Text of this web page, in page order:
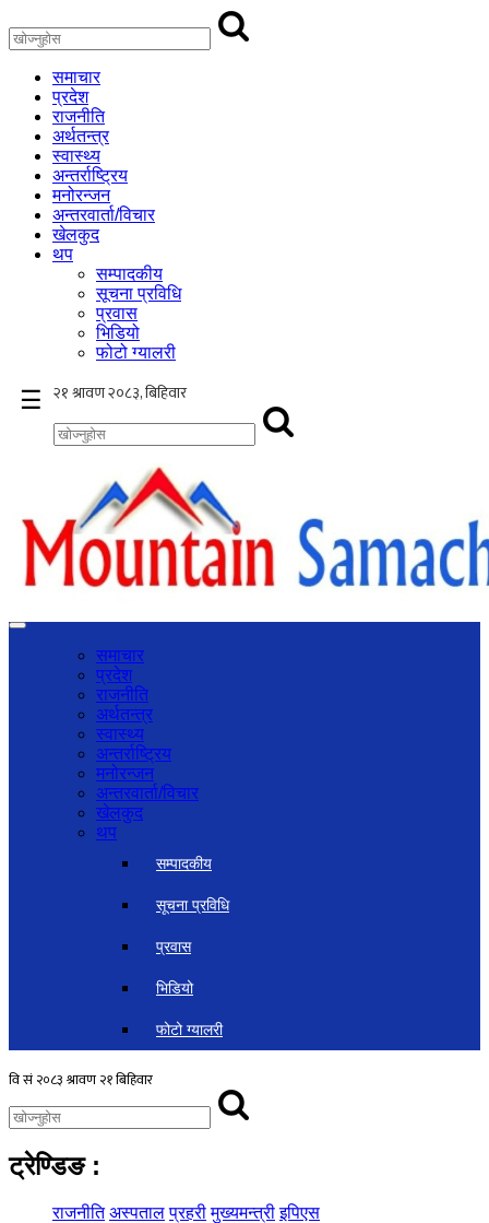
समाचार
प्रदेश
राजनीति
अर्थतन्त्र
स्वास्थ्य
अन्तर्राष्ट्रिय
मनोरन्जन
अन्तरवार्ता/विचार
खेलकुद
थप
सम्पादकीय
सूचना प्रविधि
प्रवास
भिडियो
फोटो ग्यालरी
☰
समाचार
प्रदेश
राजनीति
अर्थतन्त्र
स्वास्थ्य
अन्तर्राष्ट्रिय
मनोरन्जन
अन्तरवार्ता/विचार
खेलकुद
थप
सम्पादकीय
सूचना प्रविधि
प्रवास
भिडियो
फोटो ग्यालरी
ट्रेण्डिङ :
राजनीति अस्पताल प्रहरी मुख्यमन्त्री इपिएस